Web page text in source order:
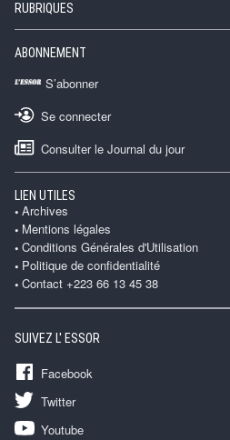
RUBRIQUES
ABONNEMENT
S’abonner
Se connecter
Consulter le Journal du jour
LIEN UTILES
Archives
Mentions légales
Conditions Générales d'Utilisation
Politique de confidentialité
Contact +223 66 13 45 38
SUIVEZ L' ESSOR
Facebook
Twitter
Youtube